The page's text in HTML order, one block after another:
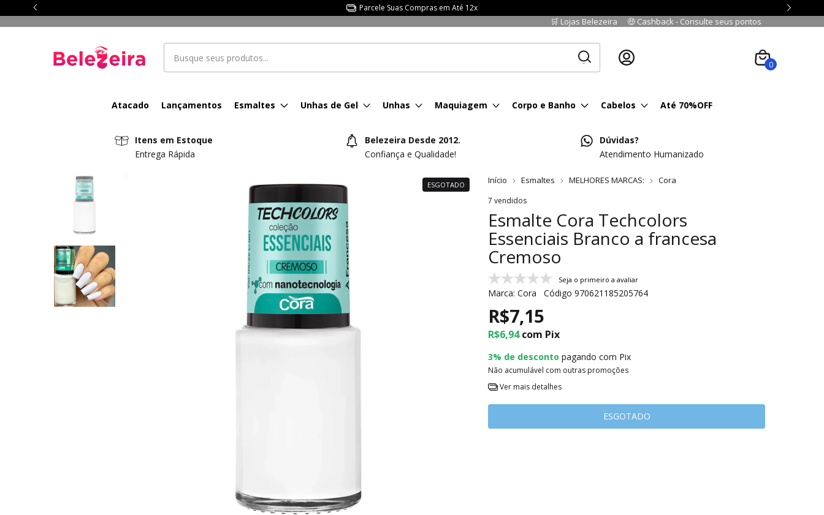
Parcele Suas Compras em Até 12x
🛒 Lojas Belezeira 🤑 Cashback - Consulte seus pontos
0
Atacado Lançamentos Esmaltes Unhas de Gel Unhas Maquiagem Corpo e Banho Cabelos Até 70%OFF
Itens em Estoque
Entrega Rápida
Belezeira Desde 2012.
Confiança e Qualidade!
Dúvidas?
Atendimento Humanizado
ESGOTADO Início Esmaltes MELHORES MARCAS: Cora
7 vendidos
Esmalte Cora Techcolors
Essenciais Branco a francesa
Cremoso
Seja o primeiro a avaliar
Marca: Cora Código 970621185205764
R$7,15
R$6,94com Pix
3% de desconto pagando com Pix
Não acumulável com outras promoções
Ver mais detalhes